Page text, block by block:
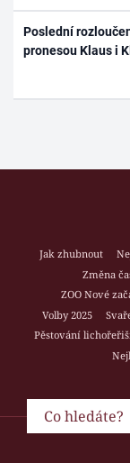
Poslední
pronesou Klaus i
Jak zhubnout
Změna
ZOO Nové
Volby 2025
Pěstování